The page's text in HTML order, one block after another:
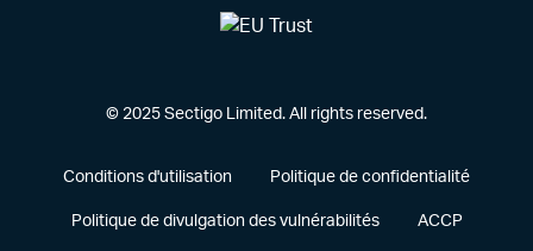
© 2025 Sectigo Limited. All rights reserved.
Conditions d'utilisation Politique de confidentialité
Politique de divulgation des vulnérabilités ACCP